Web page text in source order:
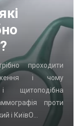
проходити
і чому
щитоподібна
проти
і КиївО…